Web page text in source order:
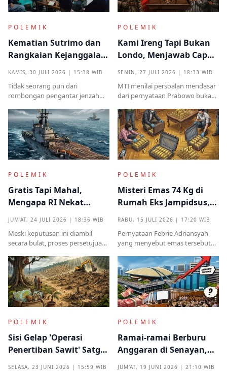
POLEMIK
Kematian Sutrimo dan
Rangkaian Kejanggalan
Kampung Halaman
KAMIS, 30 JULI 2026 | 15:38 WIB
Tidak seorang pun dari
rombongan pengantar jenzah
identitas ataupun menjelaskan
dari instansi mana.
POLEMIK
Kami Ireng Tapi Bukan
Londo, Menjawab Cap
SENIN, 27 JULI 2026 | 18:33 WIB
MTI menilai persoalan mendasar
dari pernyataan Prabowo bukan
melainkan implikasinya yang
sangat destruktif bagi kualitas
demokrasi
POLEMIK
Gratis Tapi Mahal,
Mengapa RI Nekat
Induk Tua Italia?
JUM'AT, 24 JULI 2026 | 18:36 WIB
Meski keputusan ini diambil
secara bulat, proses persetujuan
kritik tajam terkait prosedur yang
mendadak serta kekhawatiran
akan beban anggaran
POLEMIK
Misteri Emas 74 Kg di
Rumah Eks Jampidsus,
RABU, 15 JULI 2026 | 17:20 WIB
Pernyataan Febrie Adriansyah
yang menyebut emas tersebut
menjadi titik penting dalam
proses pembuktian
POLEMIK
Sisi Gelap 'Operasi
Penertiban Sawit' Satgas
SELASA, 23 JUNI 2026 | 15:59 WIB
POLEMIK
Ramai-ramai Berburu
Anggaran di Senayan,
JUM'AT, 19 JUNI 2026 | 21:10 WIB